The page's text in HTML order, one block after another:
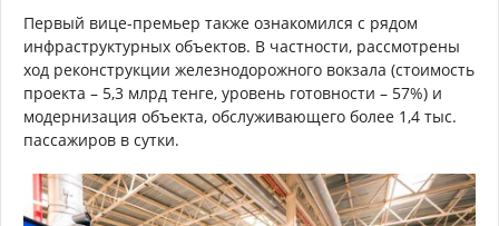
Первый вице-премьер также ознакомился с рядом
инфраструктурных объектов. В частности, рассмотрены
ход реконструкции железнодорожного вокзала (стоимость
проекта – 5,3 млрд тенге, уровень готовности – 57%) и
модернизация объекта, обслуживающего более 1,4 тыс.
пассажиров в сутки.